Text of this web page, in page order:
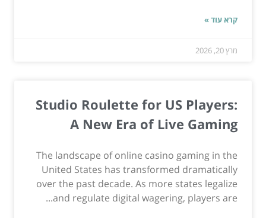
קרא עוד »
מרץ 20, 2026
Studio Roulette for US Players:
A New Era of Live Gaming
The landscape of online casino gaming in the
United States has transformed dramatically
over the past decade. As more states legalize
and regulate digital wagering, players are...